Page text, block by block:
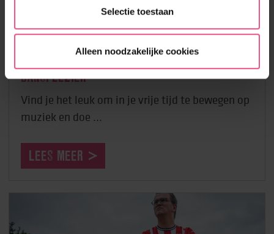
Selectie toestaan
Alleen noodzakelijke cookies
DANSPLEZIER
Vind je het leuk om in je vrije tijd te bewegen op
muziek en doe ...
LEES MEER